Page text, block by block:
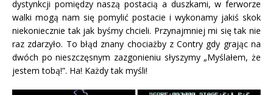
dystynkcji pomiędzy naszą postacią a duszkami, w ferworze
walki mogą nam się pomylić postacie i wykonamy jakiś skok
niekoniecznie tak jak byśmy chcieli. Przynajmniej mi się tak nie
raz zdarzyło. To błąd znany chociażby z Contry gdy grając na
dwóch po nieszczęsnym zazgonieniu słyszymy „Myślałem, że
jestem tobą!”. Ha! Każdy tak myśli!